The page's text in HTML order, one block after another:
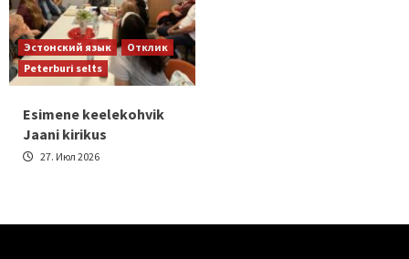
Эстонский язык
Отклик
Peterburi selts
Esimene keelekohvik
Jaani kirikus
27. Июл 2026